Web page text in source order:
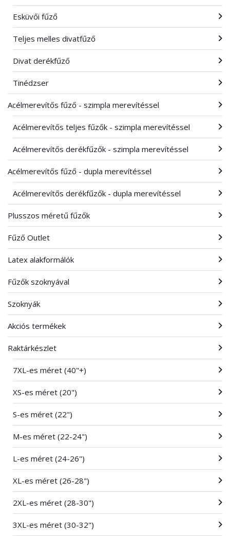
Esküvői fűző
Teljes melles divatfűző
Divat derékfűző
Tinédzser
Acélmerevítős fűző - szimpla merevítéssel
Acélmerevítős teljes fűzők - szimpla merevítéssel
Acélmerevítős derékfűzők - szimpla merevítéssel
Acélmerevítős fűző - dupla merevítéssel
Acélmerevítős derékfűzők - dupla merevítéssel
Plusszos méretű fűzők
Fűző Outlet
Latex alakformálók
Fűzők szoknyával
Szoknyák
Akciós termékek
Raktárkészlet
7XL-es méret (40"+)
XS-es méret (20")
S-es méret (22")
M-es méret (22-24")
L-es méret (24-26")
XL-es méret (26-28")
2XL-es méret (28-30")
3XL-es méret (30-32")